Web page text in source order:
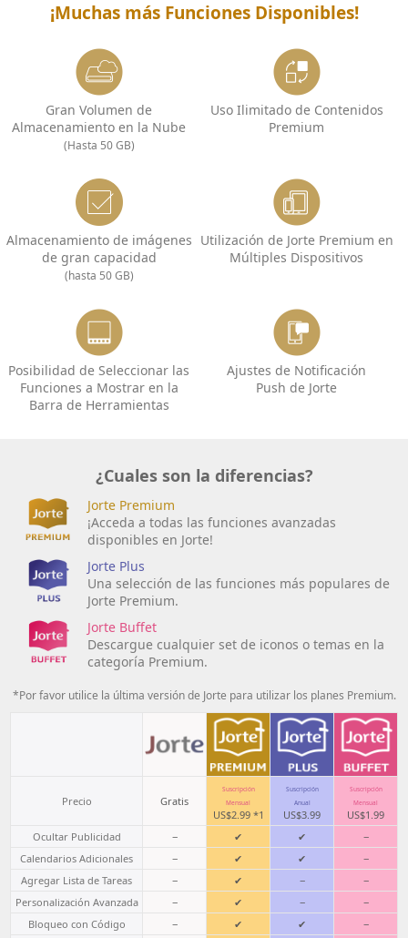
¡Muchas más Funciones Disponibles!
Gran Volumen de
Almacenamiento en la Nube
(Hasta 50 GB)
Uso Ilimitado de Contenidos
Premium
Almacenamiento de imágenes
de gran capacidad
(hasta 50 GB)
Utilización de Jorte Premium en
Múltiples Dispositivos
Posibilidad de Seleccionar las
Funciones a Mostrar en la
Barra de Herramientas
Ajustes de Notificación
Push de Jorte
¿Cuales son la diferencias?
Jorte Premium
¡Acceda a todas las funciones avanzadas
disponibles en Jorte!
Jorte Plus
Una selección de las funciones más populares de
Jorte Premium.
Jorte Buffet
Descargue cualquier set de iconos o temas en la
categoría Premium.
*Por favor utilice la última versión de Jorte para utilizar los planes Premium.
Precio Gratis
Suscripción
Mensual
US$2.99 *1
Suscripción
Anual
US$3.99
Suscripción
Mensual
US$1.99
Ocultar Publicidad
− ✔ ✔
−
Calendarios Adicionales
− ✔ ✔
−
Agregar Lista de Tareas
− ✔ −
−
Personalización Avanzada
− ✔ −
−
Bloqueo con Código
− ✔ ✔
−